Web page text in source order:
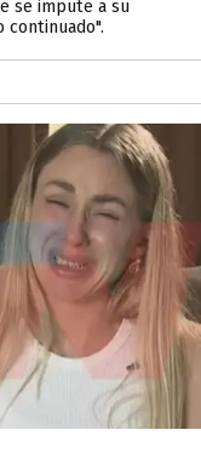
se impute a su
continuado".